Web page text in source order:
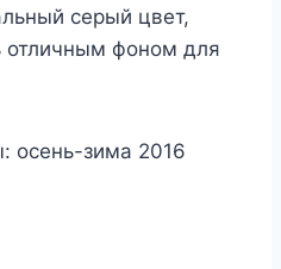
серый цвет,
отличным фоном для